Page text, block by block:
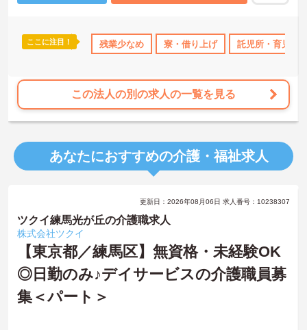
寮・借り上げ 託児所・育児補助 無資格OK 年間休日110
ここに注目！ 残業少なめ 寮・借り上げ 託児所・育児補
この法人の別の求人の一覧を見る
あなたにおすすめの介護・福祉求人
更新日：2026年08月06日 求人番号：10238307
ツクイ練馬光が丘の介護職求人
株式会社ツクイ
【東京都／練馬区】無資格・未経験OK
◎日勤のみ♪デイサービスの介護職員募
集＜パート＞